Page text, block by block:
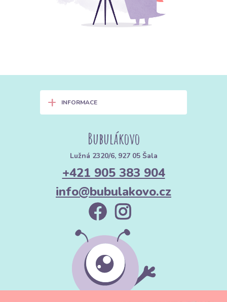
+ INFORMACE
Bubulákovo
Lužná 2320/6, 927 05 Šala
+421 905 383 904
info@bubulakovo.cz